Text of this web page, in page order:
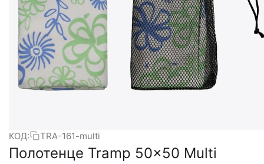
КОД: TRA-161-multi
Полотенце Tramp 50x50 Multi